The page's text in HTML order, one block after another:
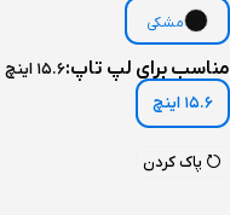
مشکی
مناسب برای لپ تاپ:15.6 اینچ
15.6 اینچ
پاک کردن